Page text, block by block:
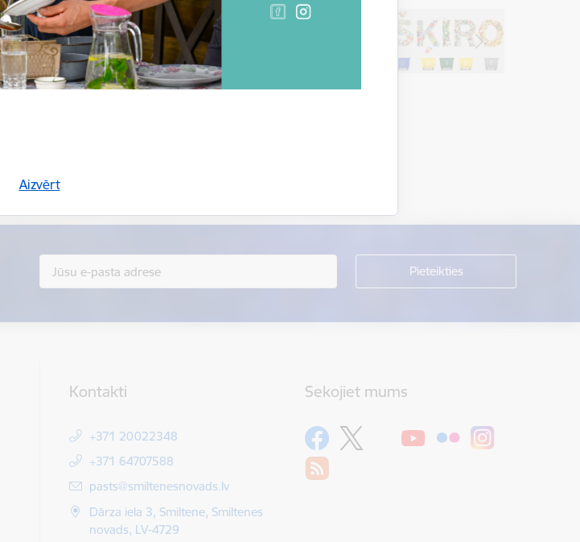
Aizvērt
Sniegt atsauksmi
Kontakti
+371 20022348
+371 64707588
E-pasts:
pasts@smiltenesnovads.lv
Dārza iela 3, Smiltene, Smiltenes
novads, LV-4729
Sekojiet mums